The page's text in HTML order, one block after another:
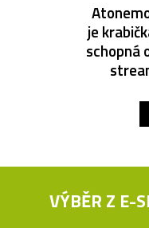
je
schopná
VÝBĚR Z E-